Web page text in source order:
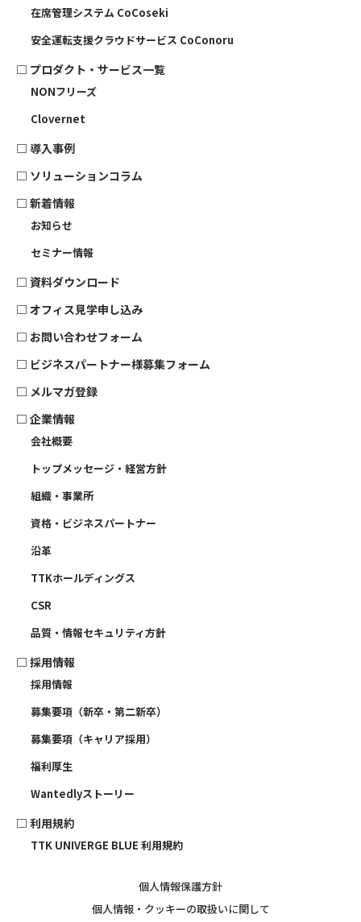
在席管理システム CoCoseki
安全運転支援クラウドサービス CoConoru
□ プロダクト・サービス一覧
NONフリーズ
Clovernet
□ 導入事例
□ ソリューションコラム
□ 新着情報
お知らせ
セミナー情報
□ 資料ダウンロード
□ オフィス見学申し込み
□ お問い合わせフォーム
□ ビジネスパートナー様募集フォーム
□ メルマガ登録
□ 企業情報
会社概要
トップメッセージ・経営方針
組織・事業所
資格・ビジネスパートナー
沿革
TTKホールディングス
CSR
品質・情報セキュリティ方針
□ 採用情報
採用情報
募集要項（新卒・第二新卒）
募集要項（キャリア採用）
福利厚生
Wantedlyストーリー
□ 利用規約
TTK UNIVERGE BLUE 利用規約
個人情報保護方針
個人情報・クッキーの取扱いに関して